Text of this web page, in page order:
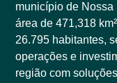
município de Nossa
área de 471,318
26.795 habitantes,
operações e
região com